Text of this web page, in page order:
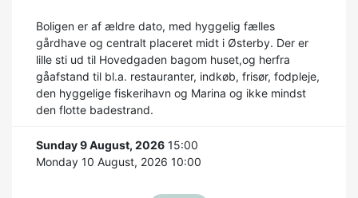
Boligen er af ældre dato, med hyggelig fælles
gårdhave og centralt placeret midt i Østerby. Der er
lille sti ud til Hovedgaden bagom huset,og herfra
gåafstand til bl.a. restauranter, indkøb, frisør, fodpleje,
den hyggelige fiskerihavn og Marina og ikke mindst
den flotte badestrand.
Sunday 9 August, 2026 15:00
Monday 10 August, 2026 10:00